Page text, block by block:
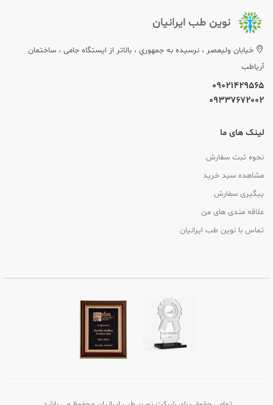
نوین طب ایرانیان
خيابان وليعصر ، نرسيده به جمهوري ، بالاتر از ایستگاه جامی ، ساختمان
آریاطب
09021429565
09337672002
لینک های ما
نحوه ثبت سفارش
مشاهده سبد خرید
پیگیری سفارش
علاقه مندی های من
تماس با نوین طب ایرانیان